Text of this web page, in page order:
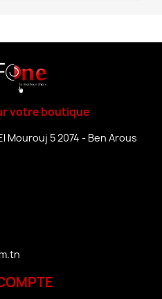
votre boutique
Mourouj 5 2074 - Ben Arous